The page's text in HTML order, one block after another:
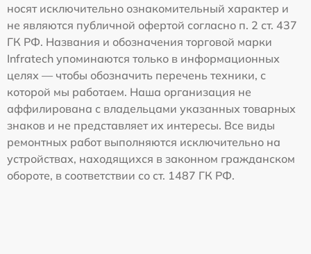
носят исключительно ознакомительный характер и
не являются публичной офертой согласно п. 2 ст. 437
ГК РФ. Названия и обозначения торговой марки
Infratech упоминаются только в информационных
целях — чтобы обозначить перечень техники, с
которой мы работаем. Наша организация не
аффилирована с владельцами указанных товарных
знаков и не представляет их интересы. Все виды
ремонтных работ выполняются исключительно на
устройствах, находящихся в законном гражданском
обороте, в соответствии со ст. 1487 ГК РФ.